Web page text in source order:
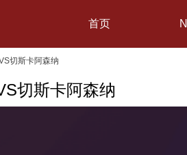
首页
切斯卡阿森纳
切斯卡阿森纳